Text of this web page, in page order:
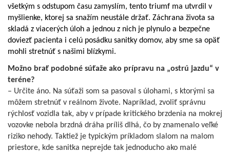
všetkým s odstupom času zamyslím, tento triumf ma utvrdil v
myšlienke, ktorej sa snažím neustále držať. Záchrana života sa
skladá z viacerých úloh a jednou z nich je plynulo a bezpečne
doviezť pacienta i celú posádku sanitky domov, aby sme sa opäť
mohli stretnúť s našimi blízkymi.
Možno brať podobné súťaže ako prípravu na „ostrú jazdu“ v
teréne?
– Určite áno. Na súťaži som sa pasoval s úlohami, s ktorými sa
môžem stretnúť v reálnom živote. Napríklad, zvoliť správnu
rýchlosť vozidla tak, aby v prípade kritického brzdenia na mokrej
vozovke nebola brzdná dráha príliš dlhá, čo by znamenalo veľké
riziko nehody. Taktiež je typickým príkladom slalom na malom
priestore, kde sanitka neprejde tak jednoducho ako malé